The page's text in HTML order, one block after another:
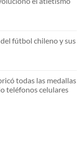
fútbol chileno y sus
todas las medallas
teléfonos celulares